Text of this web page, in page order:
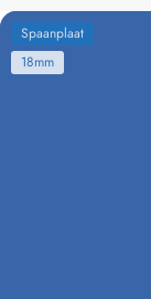
Spaanplaat
18mm